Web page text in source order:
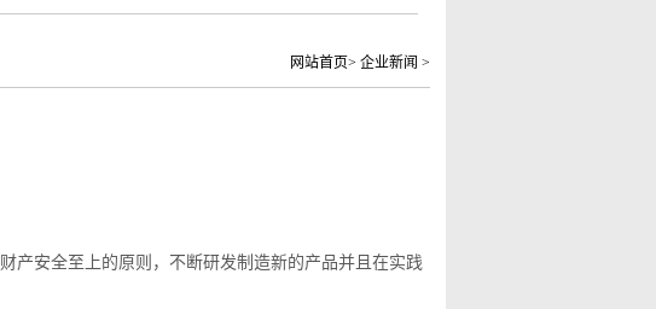
网站首页> 企业新闻 >
产安全至上的原则，不断研发制造新的产品并且在实践